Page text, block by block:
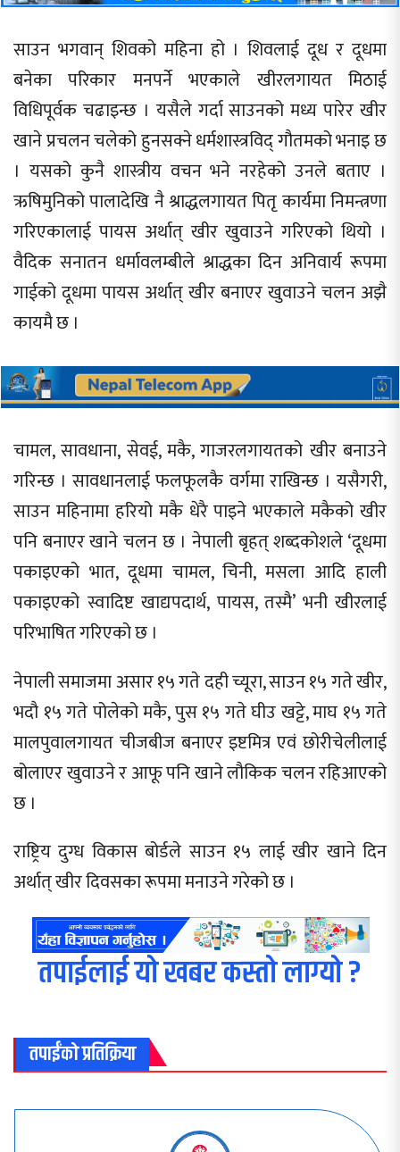
साउन भगवान् शिवको महिना हो । शिवलाई दूध र दूधमा
बनेका परिकार मनपर्ने भएकाले खीरलगायत मिठाई
विधिपूर्वक चढाइन्छ । यसैले गर्दा साउनको मध्य पारेर खीर
खाने प्रचलन चलेको हुनसक्ने धर्मशास्त्रविद् गौतमको भनाइ छ
। यसको कुनै शास्त्रीय वचन भने नरहेको उनले बताए ।
ऋषिमुनिको पालादेखि नै श्राद्धलगायत पितृ कार्यमा निमन्त्रणा
गरिएकालाई पायस अर्थात् खीर खुवाउने गरिएको थियो ।
वैदिक सनातन धर्मावलम्बीले श्राद्धका दिन अनिवार्य रूपमा
गाईको दूधमा पायस अर्थात् खीर बनाएर खुवाउने चलन अझै
कायमै छ ।
चामल, सावधाना, सेवई, मकै, गाजरलगायतको खीर बनाउने
गरिन्छ । सावधानलाई फलफूलकै वर्गमा राखिन्छ । यसैगरी,
साउन महिनामा हरियो मकै धेरै पाइने भएकाले मकैको खीर
पनि बनाएर खाने चलन छ । नेपाली बृहत् शब्दकोशले ‘दूधमा
पकाइएको भात, दूधमा चामल, चिनी, मसला आदि हाली
पकाइएको स्वादिष्ट खाद्यपदार्थ, पायस, तस्मै’ भनी खीरलाई
परिभाषित गरिएको छ ।
नेपाली समाजमा असार १५ गते दही च्यूरा, साउन १५ गते खीर,
भदौ १५ गते पोलेको मकै, पुस १५ गते घीउ खट्टे, माघ १५ गते
मालपुवालगायत चीजबीज बनाएर इष्टमित्र एवं छोरीचेलीलाई
बोलाएर खुवाउने र आफू पनि खाने लौकिक चलन रहिआएको
छ ।
राष्ट्रिय दुग्ध विकास बोर्डले साउन १५ लाई खीर खाने दिन
अर्थात् खीर दिवसका रूपमा मनाउने गरेको छ ।
तपाईलाई यो खबर कस्तो लाग्यो ?
तपाईंको प्रतिक्रिया